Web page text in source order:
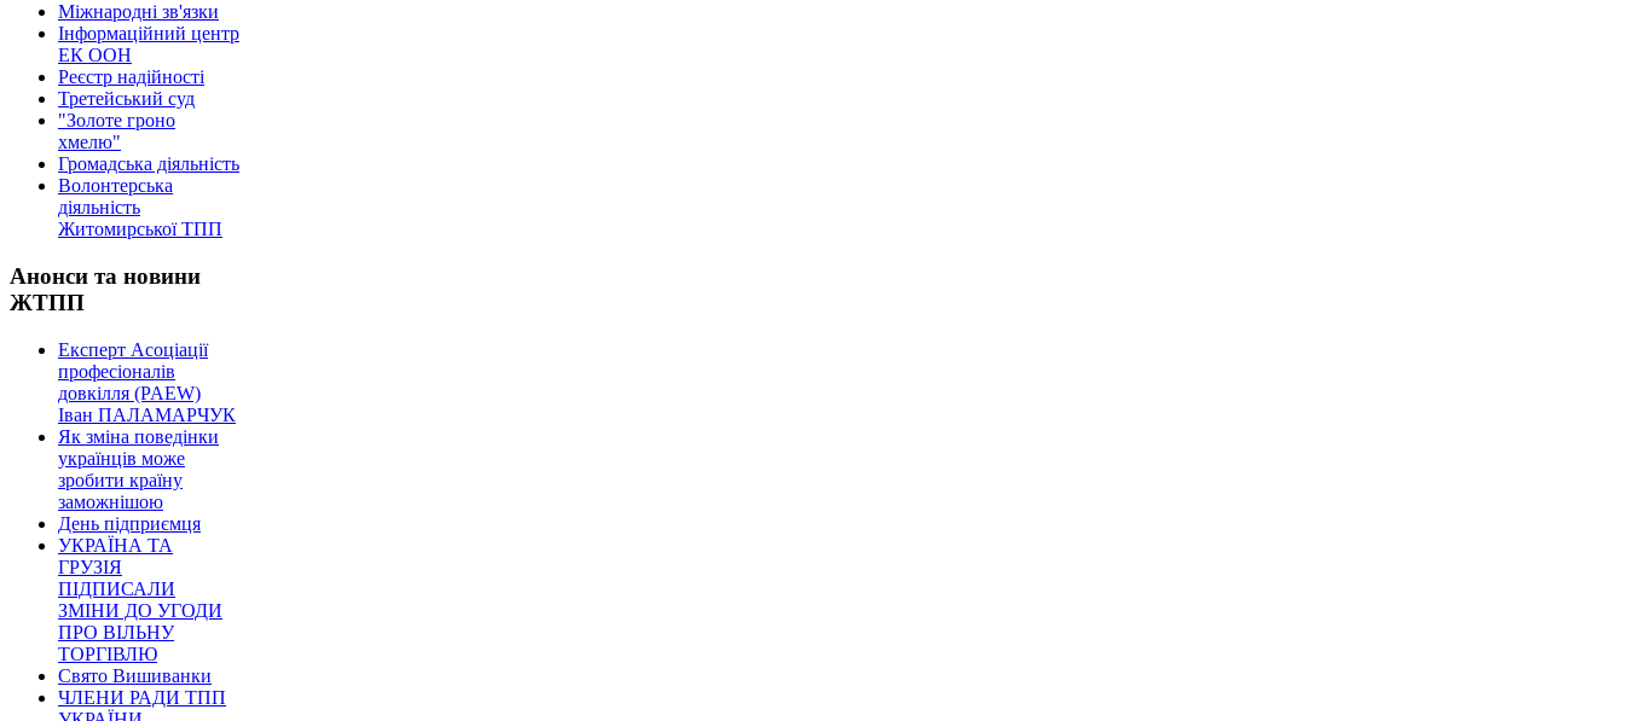
Міжнародні зв'язки
Інформаційний центр
ЕК ООН
Реєстр надійності
Третейський суд
"Золоте гроно
хмелю"
Громадська діяльність
Волонтерська
діяльність
Житомирської ТПП
Анонси та новини
ЖТПП
Експерт Асоціації
професіоналів
довкілля (PAEW)
Іван ПАЛАМАРЧУК
Як зміна поведінки
українців може
зробити країну
заможнішою
День підприємця
УКРАЇНА ТА
ГРУЗІЯ
ПІДПИСАЛИ
ЗМІНИ ДО УГОДИ
ПРО ВІЛЬНУ
ТОРГІВЛЮ
Свято Вишиванки
ЧЛЕНИ РАДИ ТПП